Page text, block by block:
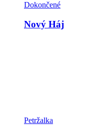
Dokončené
Nový Háj
Petržalka